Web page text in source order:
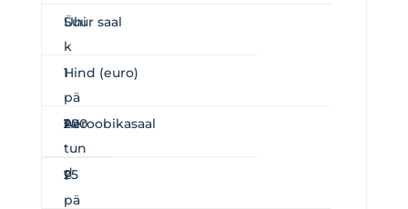
Ühi
k
Hind (euro)
Suur saal
1
tun
d
25
1
pä
ev
200
Aeroobikasaal
1
pä